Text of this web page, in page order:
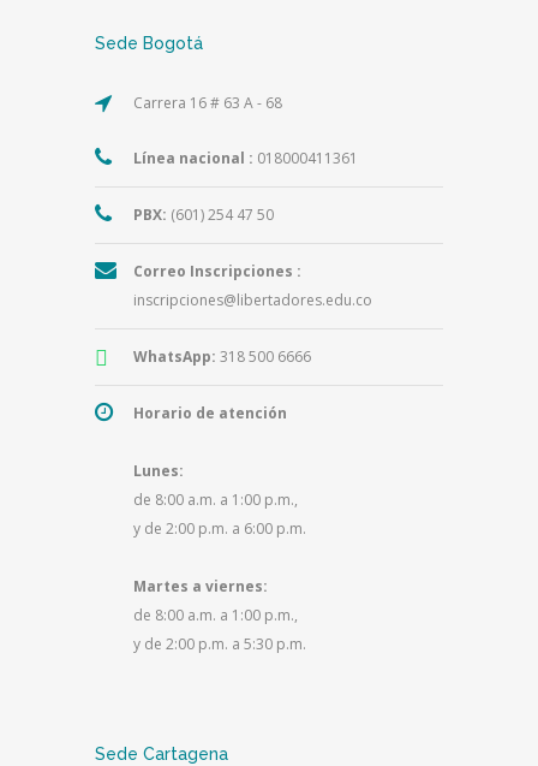
Sede Bogotá
Carrera 16 # 63 A - 68
Línea nacional : 018000411361
PBX: (601) 254 47 50
Correo Inscripciones :
inscripciones@libertadores.edu.co
WhatsApp: 318 500 6666
Horario de atención
Lunes:
de 8:00 a.m. a 1:00 p.m.,
y de 2:00 p.m. a 6:00 p.m.
Martes a viernes:
de 8:00 a.m. a 1:00 p.m.,
y de 2:00 p.m. a 5:30 p.m.
Sede Cartagena